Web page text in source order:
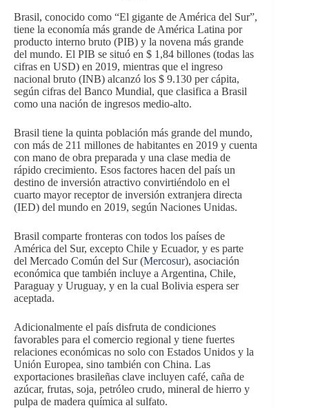
Brasil, conocido como “El gigante de América del Sur”,
tiene la economía más grande de América Latina por
producto interno bruto (PIB) y la novena más grande
del mundo. El PIB se situó en $ 1,84 billones (todas las
cifras en USD) en 2019, mientras que el ingreso
nacional bruto (INB) alcanzó los $ 9.130 per cápita,
según cifras del Banco Mundial, que clasifica a Brasil
como una nación de ingresos medio-alto.
Brasil tiene la quinta población más grande del mundo,
con más de 211 millones de habitantes en 2019 y cuenta
con mano de obra preparada y una clase media de
rápido crecimiento. Esos factores hacen del país un
destino de inversión atractivo convirtiéndolo en el
cuarto mayor receptor de inversión extranjera directa
(IED) del mundo en 2019, según Naciones Unidas.
Brasil comparte fronteras con todos los países de
América del Sur, excepto Chile y Ecuador, y es parte
del Mercado Común del Sur (Mercosur), asociación
económica que también incluye a Argentina, Chile,
Paraguay y Uruguay, y en la cual Bolivia espera ser
aceptada.
Adicionalmente el país disfruta de condiciones
favorables para el comercio regional y tiene fuertes
relaciones económicas no solo con Estados Unidos y la
Unión Europea, sino también con China. Las
exportaciones brasileñas clave incluyen café, caña de
azúcar, frutas, soja, petróleo crudo, mineral de hierro y
pulpa de madera química al sulfato.